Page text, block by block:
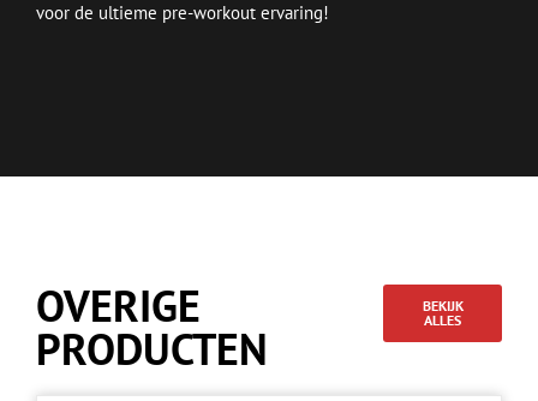
voor de ultieme pre-workout ervaring!
OVERIGE
PRODUCTEN
BEKIJK
ALLES